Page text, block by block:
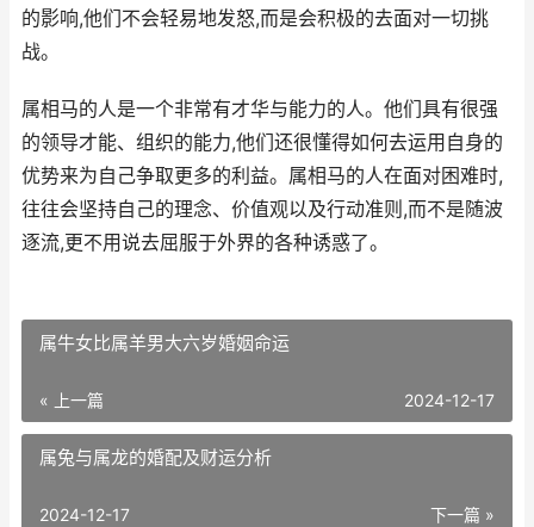
的影响,他们不会轻易地发怒,而是会积极的去面对一切挑
战。
属相马的人是一个非常有才华与能力的人。他们具有很强
的领导才能、组织的能力,他们还很懂得如何去运用自身的
优势来为自己争取更多的利益。属相马的人在面对困难时,
往往会坚持自己的理念、价值观以及行动准则,而不是随波
逐流,更不用说去屈服于外界的各种诱惑了。
属牛女比属羊男大六岁婚姻命运
« 上一篇 2024-12-17
属兔与属龙的婚配及财运分析
下一篇 »
2024-12-17